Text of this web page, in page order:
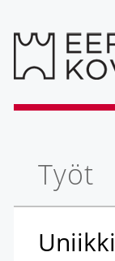
Työt
Uniikki